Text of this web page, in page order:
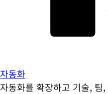
자동화
자동화를 확장하고 기술, 팀